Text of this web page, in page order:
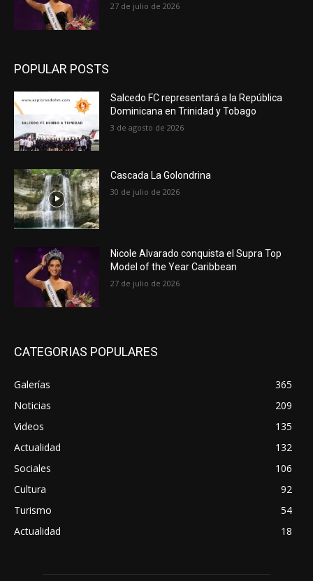
27 de julio de 2026
POPULAR POSTS
Salcedo FC representará a la República
Dominicana en Trinidad y Tobago
3 de agosto de 2026
Cascada La Golondrina
30 de julio de 2026
Nicole Alvarado conquista el Supra Top
Model of the Year Caribbean
27 de julio de 2026
CATEGORIAS POPULARES
Galerías
365
Noticias
209
Videos
135
Actualidad
132
Sociales
106
Cultura
92
Turismo
54
Actualidad
18